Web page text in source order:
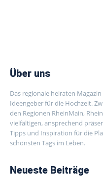
Über uns
Das regionale heiraten
Ideengeber für die Hochzeit.
den Regionen RheinMain,
vielfältigen, ansprechend
Tipps und Inspiration für die
schönsten Tags im Leben.
Neueste Beiträge